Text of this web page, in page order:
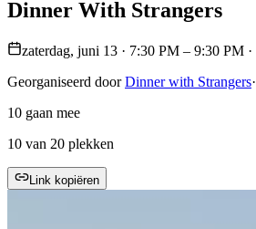
Dinner With Strangers
zaterdag, juni 13 · 7:30 PM – 9:30 PM ·
Georganiseerd door Dinner with Strangers·
10 gaan mee
10 van 20 plekken
Link kopiëren